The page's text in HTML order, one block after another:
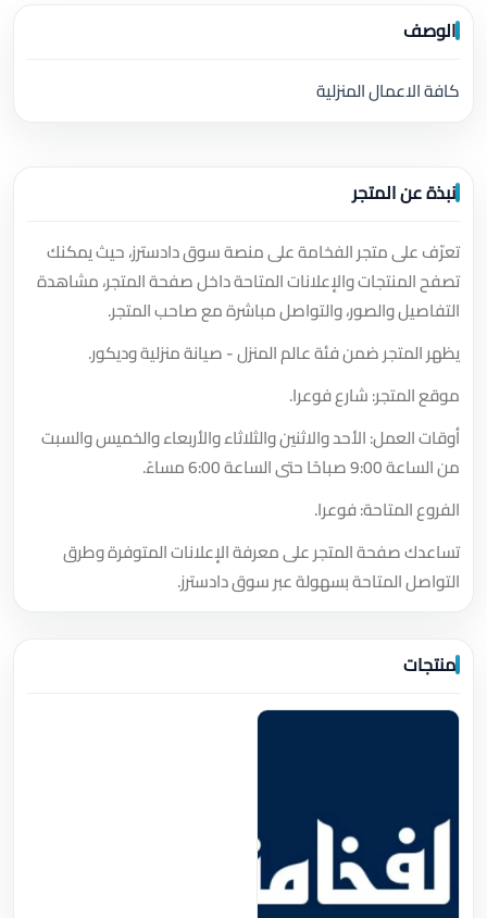
الوصف
كافة الاعمال المنزلية
نبذة عن المتجر
تعرّف على متجر الفخامة على منصة سوق دادسترز، حيث يمكنك
تصفح المنتجات والإعلانات المتاحة داخل صفحة المتجر، مشاهدة
التفاصيل والصور، والتواصل مباشرة مع صاحب المتجر.
يظهر المتجر ضمن فئة عالم المنزل - صيانة منزلية وديكور.
موقع المتجر: شارع فوعرا.
أوقات العمل: الأحد والاثنين والثلاثاء والأربعاء والخميس والسبت
من الساعة 9:00 صباحًا حتى الساعة 6:00 مساءً.
الفروع المتاحة: فوعرا.
تساعدك صفحة المتجر على معرفة الإعلانات المتوفرة وطرق
التواصل المتاحة بسهولة عبر سوق دادسترز.
منتجات